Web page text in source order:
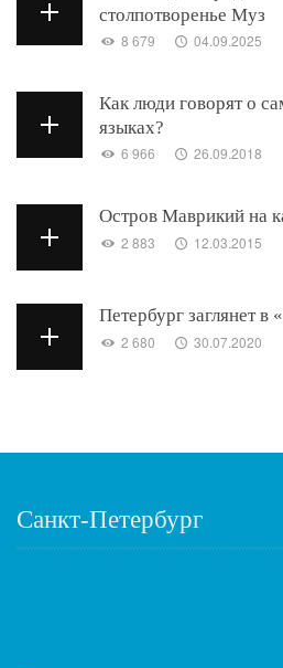
столпотворенье Муз
8 679 04.09.2025
Как люди говорят о
языках?
6 966 26.09.2018
Остров Маврикий на
2 883 12.03.2015
Петербург заглянет
2 680 30.07.2020
Санкт-Петербург